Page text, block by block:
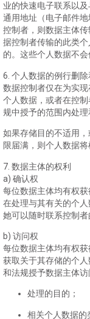
业的快速电子联系以
通用地址（电子邮件
控制者，则数据主体
据控制者传输的此类
的。这些个人数据不会
6. 个人数据的例行删除
数据控制者仅在为实
个人数据，或者在控
规中授予的范围内处理
如果存储目的不适用
限届满，则个人数据
7. 数据主体的权利
a) 确认权
每位数据主体均有权
在处理与其有关的个
她可以随时联系控制者
b) 访问权
每位数据主体均有权
获取关于其存储的个
和法规授予数据主体访
处理的目的；
相关个人数据的